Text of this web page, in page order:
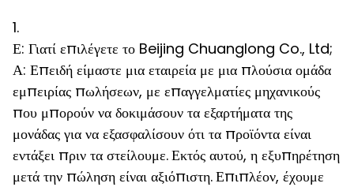
1.
Ε: Γιατί επιλέγετε το Beijing Chuanglong Co., Ltd;
Α: Επειδή είμαστε μια εταιρεία με μια πλούσια ομάδα
εμπειρίας πωλήσεων, με επαγγελματίες μηχανικούς
που μπορούν να δοκιμάσουν τα εξαρτήματα της
μονάδας για να εξασφαλίσουν ότι τα προϊόντα είναι
εντάξει πριν τα στείλουμε.Εκτός αυτού, η εξυπηρέτηση
μετά την πώληση είναι αξιόπιστη.Επιπλέον, έχουμε